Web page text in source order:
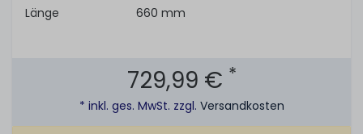
Länge
660 mm
729,99 € *
* inkl. ges. MwSt. zzgl. Versandkosten